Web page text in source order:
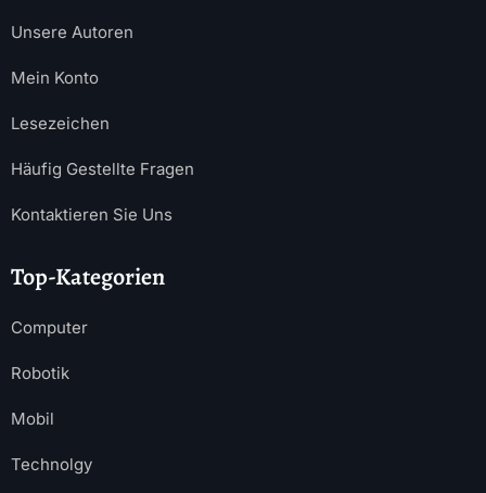
Unsere Autoren
Mein Konto
Lesezeichen
Häufig Gestellte Fragen
Kontaktieren Sie Uns
Top-Kategorien
Computer
Robotik
Mobil
Technolgy